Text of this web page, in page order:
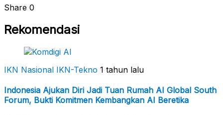
Share 0
Rekomendasi
IKN Nasional IKN-Tekno 1 tahun lalu
Indonesia Ajukan Diri Jadi Tuan Rumah AI Global South
Forum, Bukti Komitmen Kembangkan AI Beretika